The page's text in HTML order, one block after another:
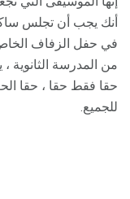
أنك يجب أن تجلس
في حفل الزفاف
من المدرسة
حقا فقط حقا ، حقا
للجميع.